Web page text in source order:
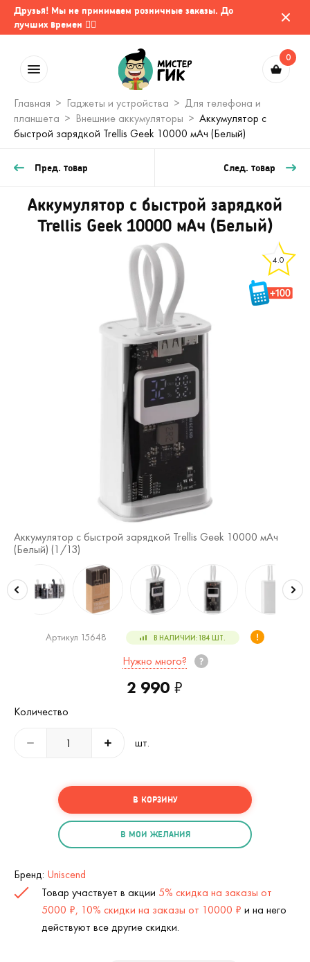
Друзья! Мы не принимаем розничные заказы. До
лучших времен 🤷‍♂️
0
Главная Гаджеты и устройства
Для телефона и
планшета
Внешние аккумуляторы
Аккумулятор c
быстрой зарядкой Trellis Geek 10000 мАч (Белый)
Пред. товар След. товар
Аккумулятор c быстрой зарядкой
Trellis Geek 10000 мАч (Белый)
4.0
Аккумулятор c быстрой зарядкой Trellis Geek 10000 мАч
(Белый) (1 /13)
Артикул 15648 В НАЛИЧИИ:184 ШТ.
Нужно много?
2 990 ₽
Количество
шт.
В КОРЗИНУ
В МОИ ЖЕЛАНИЯ
Бренд: Uniscend
Товар участвует в акции 5% скидка на заказы от
5000 ₽, 10% скидки на заказы от 10000 ₽ и на него
действуют все другие скидки.